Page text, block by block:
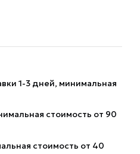
1-3 дней, минимальная
стоимость от 90
стоимость от 40